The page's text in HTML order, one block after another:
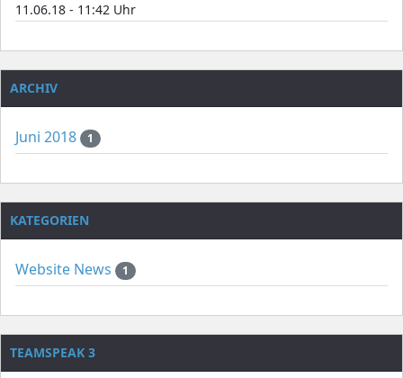
11.06.18 - 11:42 Uhr
ARCHIV
Juni 2018 1
KATEGORIEN
Website News 1
TEAMSPEAK 3